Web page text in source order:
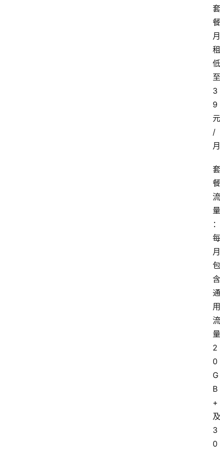
套
餐
月
租
低
至
3
9
元
/
月
套
餐
流
量
：
每
月
包
含
通
用
流
量
2
0
G
B
+
及
3
0